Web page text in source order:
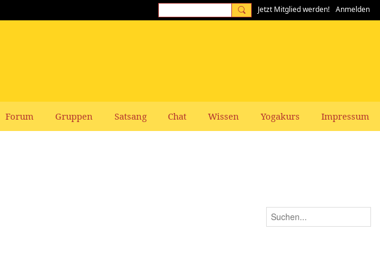
Jetzt Mitglied werden! Anmelden
Forum Gruppen Satsang Chat Wissen Yogakurs Impressum